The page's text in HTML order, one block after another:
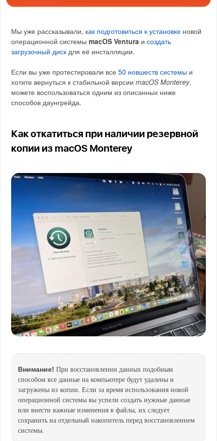
Мы уже рассказывали, как подготовиться к установке новой
операционной системыmacOS Ventura исоздать
загрузочный диск для её инсталляции.
Если вы уже протестировали все50 новшеств системы и
хотите вернуться к стабильной версииmacOS Monterey,
можете воспользоваться одним из описанных ниже
способов даунгрейда.
Как откатиться при наличии резервной
копии из macOS Monterey
Внимание! При восстановлении данных подобным
способом все данные на компьютере будут удалены и
загружены из копии. Если за время использования новой
операционной системы вы успели создать нужные данные
или внести важные изменения в файлы, их следует
сохранить на отдельный накопитель перед восстановлением
системы.